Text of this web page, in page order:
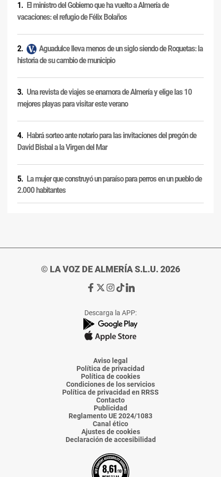
El ministro del Gobierno que ha vuelto a Almería de
vacaciones: el refugio de Félix Bolaños
Aguadulce lleva menos de un siglo siendo de Roquetas: la
historia de su cambio de municipio
Una revista de viajes se enamora de Almería y elige las 10
mejores playas para visitar este verano
Habrá sorteo ante notario para las invitaciones del pregón de
David Bisbal a la Virgen del Mar
La mujer que construyó un paraíso para perros en un pueblo de
2.000 habitantes
© LA VOZ DE ALMERÍA S.L.U. 2026
Ir
de
La
Voz
Almería
Ir
de
La
Voz
Almería
Ir
de
La
Voz
Almería
Ir
de
La
Voz
Almería
Ir
de
La
Voz
Descarga la APP:
Aviso legal
Política de privacidad
Política de cookies
Condiciones de los servicios
Política de privacidad en RRSS
Contacto
Publicidad
Reglamento UE 2024/1083
Canal ético
Ajustes de cookies
Declaración de accesibilidad